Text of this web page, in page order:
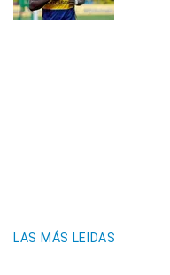
LAS MÁS LEIDAS